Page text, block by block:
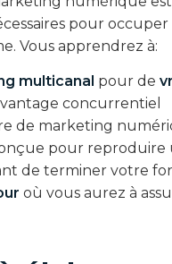
pour occuper
Vous apprendrez à:
multicanal pour de
concurrentiel
de marketing
pour reproduire
de terminer votre
où vous aurez à